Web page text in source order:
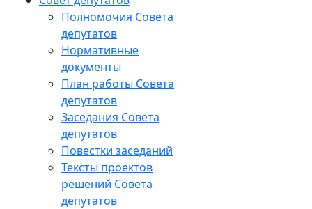
Полномочия Совета
депутатов
Нормативные
документы
План работы Совета
депутатов
Заседания Cовета
депутатов
Повестки заседаний
Тексты проектов
решений Совета
депутатов